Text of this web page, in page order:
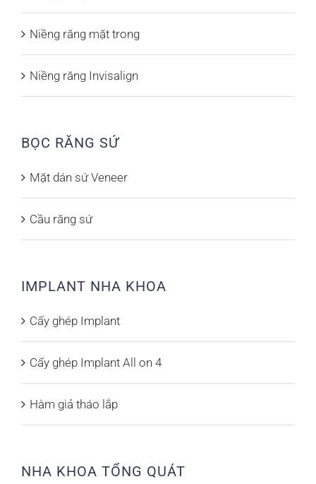
Niềng răng mặt trong
Niềng răng Invisalign
BỌC RĂNG SỨ
Mặt dán sứ Veneer
Cầu răng sứ
IMPLANT NHA KHOA
Cấy ghép Implant
Cấy ghép Implant All on 4
Hàm giả tháo lắp
NHA KHOA TỔNG QUÁT